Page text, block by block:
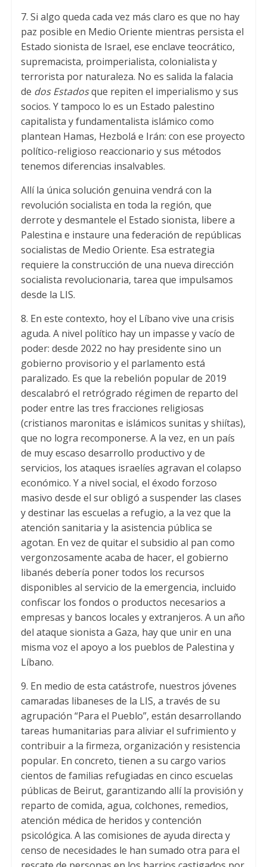
7. Si algo queda cada vez más claro es que no hay
paz posible en Medio Oriente mientras persista el
Estado sionista de Israel, ese enclave teocrático,
supremacista, proimperialista, colonialista y
terrorista por naturaleza. No es salida la falacia
de dos Estadosque repiten el imperialismo y sus
socios. Y tampoco lo es un Estado palestino
capitalista y fundamentalista islámico como
plantean Hamas, Hezbolá e Irán: con ese proyecto
político-religioso reaccionario y sus métodos
tenemos diferencias insalvables.
Allí la única solución genuina vendrá con la
revolución socialista en toda la región, que
derrote y desmantele el Estado sionista, libere a
Palestina e instaure una federación de repúblicas
socialistas de Medio Oriente. Esa estrategia
requiere la construcción de una nueva dirección
socialista revolucionaria, tarea que impulsamos
desde la LIS.
8. En este contexto, hoy el Líbano vive una crisis
aguda. A nivel político hay un impasse y vacío de
poder: desde 2022 no hay presidente sino un
gobierno provisorio y el parlamento está
paralizado. Es que la rebelión popular de 2019
descalabró el retrógrado régimen de reparto del
poder entre las tres fracciones religiosas
(cristianos maronitas e islámicos sunitas y shiítas),
que no logra recomponerse. A la vez, en un país
de muy escaso desarrollo productivo y de
servicios, los ataques israelíes agravan el colapso
económico. Y a nivel social, el éxodo forzoso
masivo desde el sur obligó a suspender las clases
y destinar las escuelas a refugio, a la vez que la
atención sanitaria y la asistencia pública se
agotan. En vez de quitar el subsidio al pan como
vergonzosamente acaba de hacer, el gobierno
libanés debería poner todos los recursos
disponibles al servicio de la emergencia, incluido
confiscar los fondos o productos necesarios a
empresas y bancos locales y extranjeros. A un año
del ataque sionista a Gaza, hay que unir en una
misma voz el apoyo a los pueblos de Palestina y
Líbano.
9. En medio de esta catástrofe, nuestros jóvenes
camaradas libaneses de la LIS, a través de su
agrupación “Para el Pueblo”, están desarrollando
tareas humanitarias para aliviar el sufrimiento y
contribuir a la firmeza, organización y resistencia
popular. En concreto, tienen a su cargo varios
cientos de familias refugiadas en cinco escuelas
públicas de Beirut, garantizando allí la provisión y
reparto de comida, agua, colchones, remedios,
atención médica de heridos y contención
psicológica. A las comisiones de ayuda directa y
censo de necesidades le han sumado otra para el